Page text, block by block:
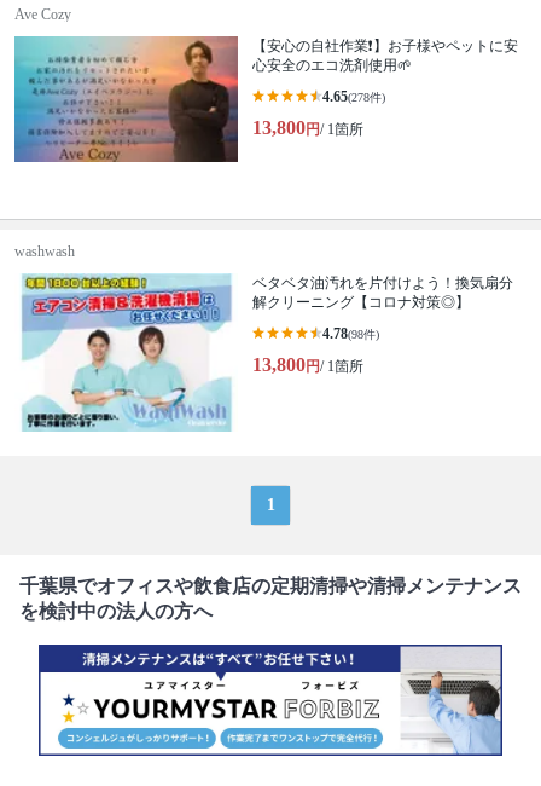
Ave Cozy
【安心の自社作業❗️】お子様やペットに安
心安全のエコ洗剤使用🌱
4.65(278件)
13,800円/ 1箇所
washwash
ベタベタ油汚れを片付けよう！換気扇分
解クリーニング【コロナ対策◎】
4.78(98件)
13,800円/ 1箇所
1
千葉県でオフィスや飲食店の定期清掃や清掃メンテナンス
を検討中の法人の方へ